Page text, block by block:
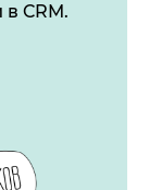
CRM.